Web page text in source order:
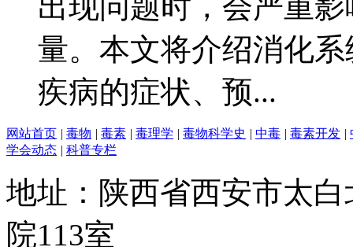
量。本文将介绍消化
疾病的症状、预...
网站首页 | 毒物 | 毒素 | 毒理学 | 毒物科学史 | 中毒 | 毒素开发 |
学会动态 | 科普专栏
地址：陕西省西安市太
院113室